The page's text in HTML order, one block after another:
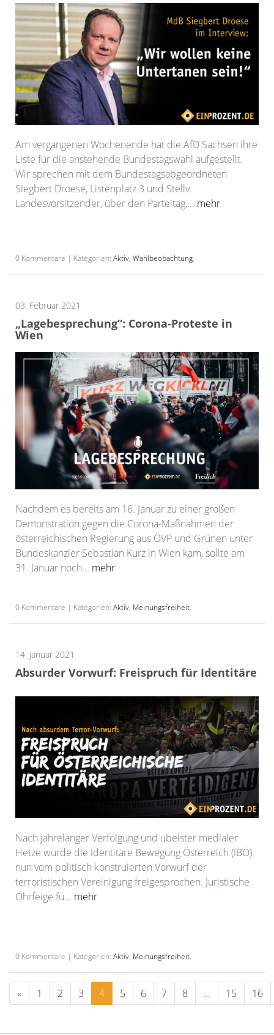
Am vergangenen Wochenende hat die AfD Sachsen ihre
Liste für die anstehende Bundestagswahl aufgestellt.
Wir sprechen mit dem Bundestagsabgeordneten
Siegbert Droese, Listenplatz 3 und Stellv.
Landesvorsitzender, über den Parteitag,... mehr
0 Kommentare | Kategorien: Aktiv, Wahlbeobachtung,
03. Februar 2021
„Lagebesprechung“: Corona-Proteste in
Wien
Nachdem es bereits am 16. Januar zu einer großen
Demonstration gegen die Corona-Maßnahmen der
österreichischen Regierung aus ÖVP und Grünen unter
Bundeskanzler Sebastian Kurz in Wien kam, sollte am
31. Januar noch... mehr
0 Kommentare | Kategorien: Aktiv, Meinungsfreiheit,
14. Januar 2021
Absurder Vorwurf: Freispruch für Identitäre
Nach jahrelanger Verfolgung und übelster medialer
Hetze wurde die Identitäre Bewegung Österreich (IBÖ)
nun vom politisch konstruierten Vorwurf der
terroristischen Vereinigung freigesprochen. Juristische
Ohrfeige fü... mehr
0 Kommentare | Kategorien: Aktiv, Meinungsfreiheit,
« 1 2 3 4 5 6 7 8 ... 15 16